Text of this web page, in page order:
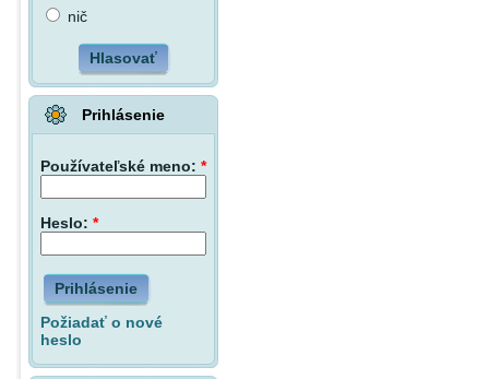
nič
Hlasovať
Prihlásenie
Používateľské meno: *
Heslo: *
Prihlásenie
Požiadať o nové
heslo